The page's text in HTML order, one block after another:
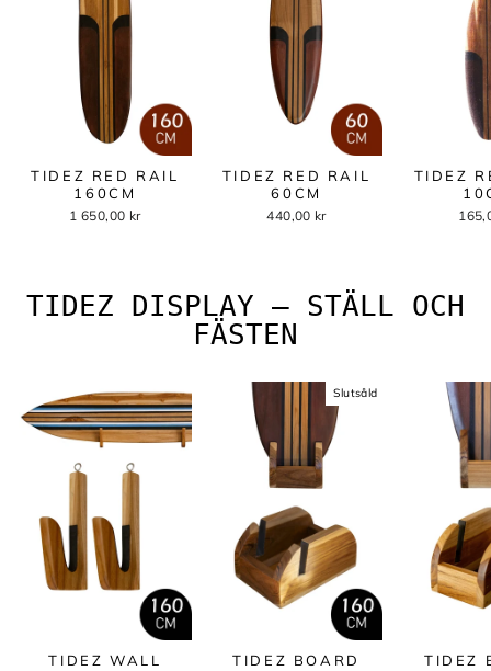
TIDEZ RED RAIL
160CM
1 650,00 kr
TIDEZ RED RAIL
60CM
440,00 kr
TIDEZ
TIDEZ DISPLAY – STÄLL OCH
FÄSTEN
TIDEZ WALL
Slutsåld
TIDEZ BOARD
TIDEZ